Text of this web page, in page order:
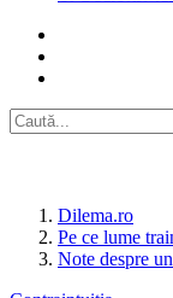
Dilema.ro
Pe ce lume
Note despre